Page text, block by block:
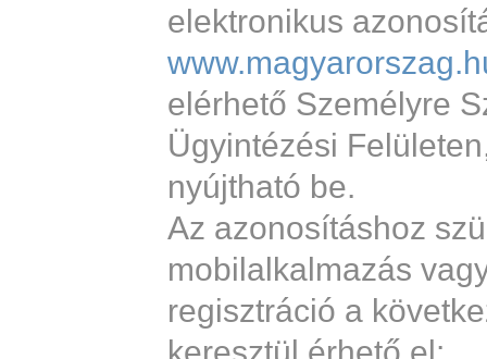
elektronikus
elérhető Személyre
Ügyintézési
nyújtható be.
Az azonosításhoz
mobilalkalmazás
regisztráció a